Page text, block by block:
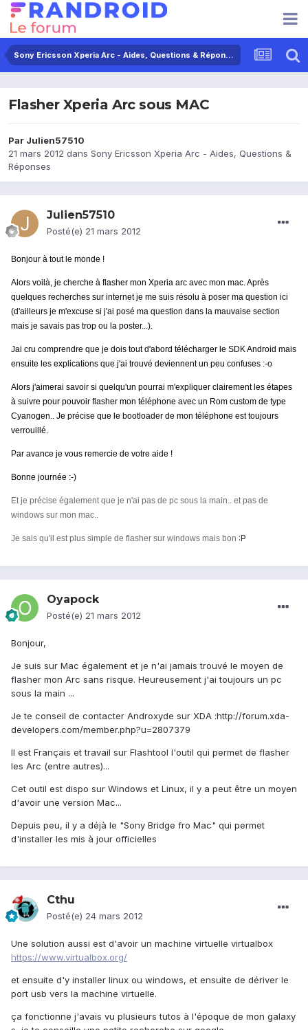
Sony Ericsson Xperia Arc - Aides, Questions & Réponses
Flasher Xperia Arc sous MAC
Par Julien57510
21 mars 2012 dans Sony Ericsson Xperia Arc - Aides, Questions &
Réponses
Julien57510
Posté(e) 21 mars 2012
Bonjour à tout le monde !
Alors voilà, je cherche à flasher mon Xperia arc avec mon mac. Après
quelques recherches sur internet je me suis résolu à poser ma question ici
(d'ailleurs je m'excuse si j'ai posé ma question dans la mauvaise section
mais je savais pas trop ou la poster...).
Jai cru comprendre que je dois tout d'abord télécharger le SDK Android mais
ensuite les explications que j'ai trouvé deviennent un peu confuses :-o
Alors j'aimerai savoir si quelqu'un pourrai m'expliquer clairement les étapes
à suivre pour pouvoir flasher mon téléphone avec un Rom custom de type
Cyanogen.. Je précise que le bootloader de mon téléphone est toujours
verrouillé.
Par avance je vous remercie de votre aide !
Bonne journée :-)
Et je précise également que je n'ai pas de pc sous la main.. et pas de
windows sur mon mac..
Je sais qu'il est plus simple de flasher sur windows mais bon :P
Oyapock
Posté(e) 21 mars 2012
Bonjour,
Je suis sur Mac également et je n'ai jamais trouvé le moyen de
flasher mon Arc sans risque. Heureusement j'ai toujours un pc
sous la main ...
Je te conseil de contacter Androxyde sur XDA :http://forum.xda-
developers.com/member.php?u=2807379
Il est Français et travail sur Flashtool l'outil qui permet de flasher
les Arc (entre autres)...
Cet outil est dispo sur Windows et Linux, il y a peut être un moyen
d'avoir une version Mac...
Depuis peu, il y a déjà le "Sony Bridge fro Mac" qui permet
d'installer les mis à jour officielles
Cthu
Posté(e) 24 mars 2012
Une solution aussi est d'avoir un machine virtuelle virtualbox
https://www.virtualbox.org/
et ensuite d'y installer linux ou windows, et ensuite de dériver le
port usb vers la machine virtuelle.
ça fonctionne j'avais vu plusieurs tutos à l'époque de mon galaxy